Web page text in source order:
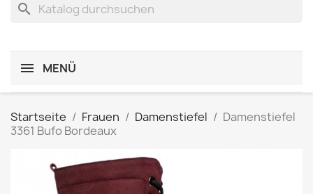
search
MENÜ
Startseite Frauen Damenstiefel
Damenstiefel
3361 Bufo Bordeaux